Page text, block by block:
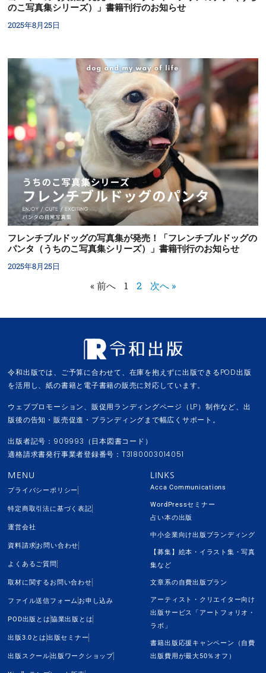
のこ写真集シリーズ）」書籍刊行のお知らせ
2025年8月25日
フレンチブルドッグの写真集が発売！「フレンチブルドッグの
パンタ（うちのこ写真集シリーズ）」書籍刊行のお知らせ
2025年8月25日
« 前へ 1 2 次へ »
令和出版では、ご予算に合わせて、在庫を抱えずに出版できるPOD出版
を活用し、紙の書籍と電子書籍の販売に対応しています。
ウェブプロモーション、販促用ランディングページ（LP）制作など、出
版後の告知・販売促進・ブランディングまで幅広くサポート。
出版者記号：909993（日本図書コード）
適格請求書発行事業者登録番号：T3180003014051
MENU
プライバシーポリシー
特定商取引法に基づく表記
運営会社
資料請求お問い合わせ
よくあるご質問
取材に関するお問い合わせ
ファイル送信フォームお申し込み
POD出版とは 協業出版とは
出版3.0とは 出版セミナー
出版スクール出版ワークショップ
LINKS
Acca Communications
WordPressセミナー
占い本の出版
中小企業向け出版ブランディング
【募集】絵本・イラスト集・写真
集など
文章系の自費出版プラン
アーティスト・クリエイター向け
出版サービス「アートフォリオ・
ラボ」
書籍出版応援キャンペーン（自費
出版費用が最大50％オフ）